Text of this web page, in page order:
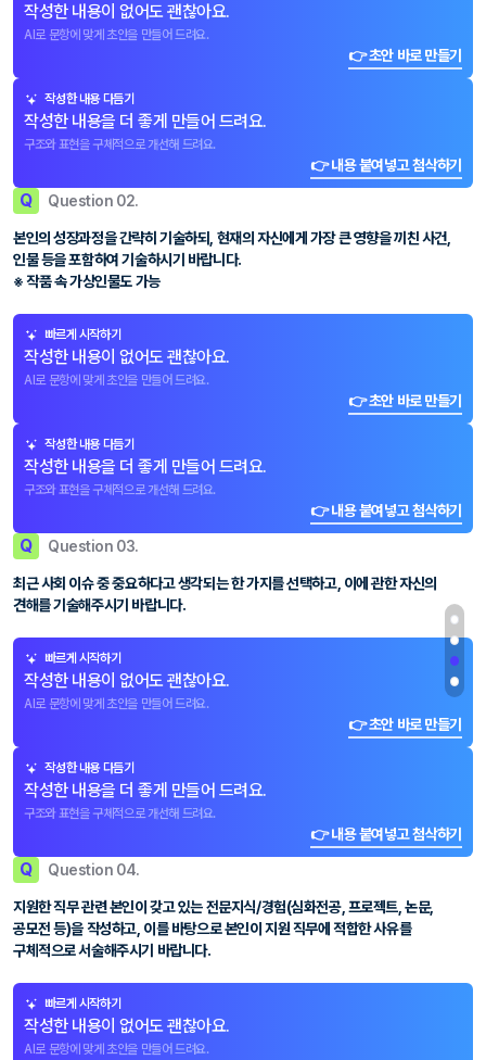
작성한 내용이 없어도 괜찮아요.
AI로 문항에 맞게 초안을 만들어 드려요.
👉 초안 바로 만들기
작성한 내용 다듬기
작성한 내용을 더 좋게 만들어 드려요.
구조와 표현을 구체적으로 개선해 드려요.
👉 내용 붙여넣고 첨삭하기
Q Question 02.
본인의 성장과정을 간략히 기술하되, 현재의 자신에게 가장 큰 영향을 끼친 사건,
인물 등을 포함하여 기술하시기 바랍니다.
※ 작품 속 가상인물도 가능
빠르게 시작하기
작성한 내용이 없어도 괜찮아요.
AI로 문항에 맞게 초안을 만들어 드려요.
👉 초안 바로 만들기
작성한 내용 다듬기
작성한 내용을 더 좋게 만들어 드려요.
구조와 표현을 구체적으로 개선해 드려요.
👉 내용 붙여넣고 첨삭하기
Q Question 03.
최근 사회 이슈 중 중요하다고 생각되는 한 가지를 선택하고, 이에 관한 자신의
견해를 기술해주시기 바랍니다.
빠르게 시작하기
작성한 내용이 없어도 괜찮아요.
AI로 문항에 맞게 초안을 만들어 드려요.
👉 초안 바로 만들기
작성한 내용 다듬기
작성한 내용을 더 좋게 만들어 드려요.
구조와 표현을 구체적으로 개선해 드려요.
👉 내용 붙여넣고 첨삭하기
Q Question 04.
지원한 직무 관련 본인이 갖고 있는 전문지식/경험(심화전공, 프로젝트, 논문,
공모전 등)을 작성하고, 이를 바탕으로 본인이 지원 직무에 적합한 사유를
구체적으로 서술해주시기 바랍니다.
빠르게 시작하기
작성한 내용이 없어도 괜찮아요.
AI로 문항에 맞게 초안을 만들어 드려요.